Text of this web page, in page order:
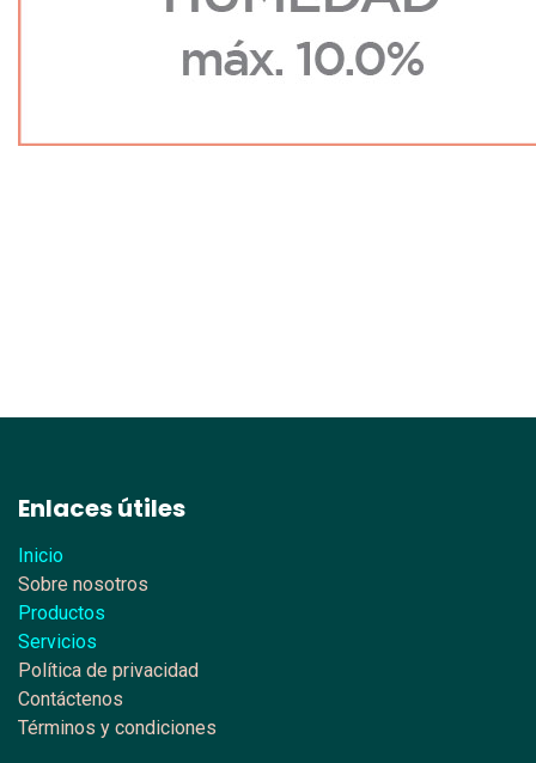
Enlaces útiles
Inicio
Sobre nosotros
Productos
Servicios
Política de privacidad
Contáctenos
Términos y condiciones